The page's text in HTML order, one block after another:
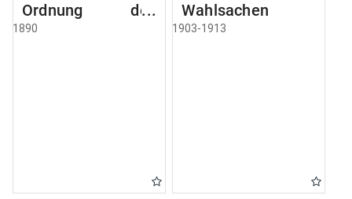
Ordnung des
Geschäftsganges
1890
Wahlsachen
1903-1913